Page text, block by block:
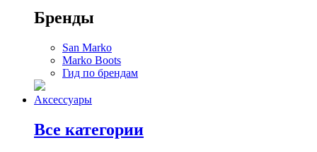
Бренды
San Marko
Marko Boots
Гид по брендам
Аксессуары
Все категории